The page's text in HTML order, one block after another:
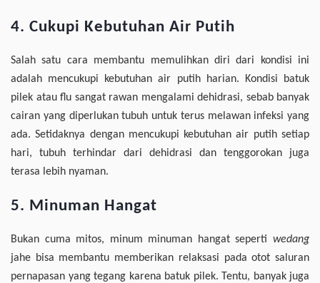
4. Cukupi Kebutuhan Air Putih
Salah satu cara membantu memulihkan diri dari kondisi ini
adalah mencukupi kebutuhan air putih harian. Kondisi batuk
pilek atau flu sangat rawan mengalami dehidrasi, sebab banyak
cairan yang diperlukan tubuh untuk terus melawan infeksi yang
ada. Setidaknya dengan mencukupi kebutuhan air putih setiap
hari, tubuh terhindar dari dehidrasi dan tenggorokan juga
terasa lebih nyaman.
5. Minuman Hangat
Bukan cuma mitos, minum minuman hangat seperti wedang
jahe bisa membantu memberikan relaksasi pada otot saluran
pernapasan yang tegang karena batuk pilek. Tentu, banyak juga